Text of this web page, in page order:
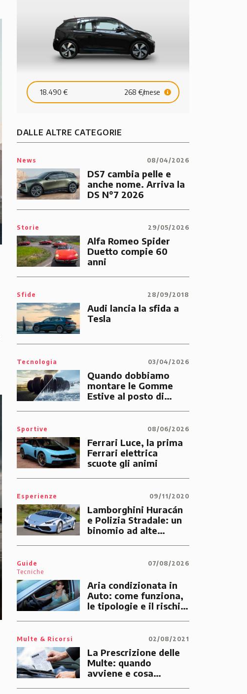
18.490 € 268 €/mese
DALLE ALTRE CATEGORIE
News 08/04/2026
DS7 cambia pelle e
anche nome. Arriva la
DS N°7 2026
Storie 29/05/2026
Alfa Romeo Spider
Duetto compie 60
anni
Sfide 28/09/2018
Audi lancia la sfida a
Tesla
Tecnologia 03/04/2026
Quando dobbiamo
montare le Gomme
Estive al posto di
Sportive 08/06/2026
Ferrari Luce, la prima
Ferrari elettrica
scuote gli animi
Esperienze 09/11/2020
Lamborghini Huracán
e Polizia Stradale: un
binomio ad alte
Guide
Tecniche
07/08/2026
Aria condizionata in
Auto: come funziona,
le tipologie e il rischio
Multe & Ricorsi 02/08/2021
La Prescrizione delle
Multe: quando
avviene e cosa